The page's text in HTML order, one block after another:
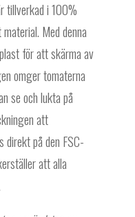
tillverkad i 100%
Med denna
för att skärma av
omger tomaterna
se och lukta på
att
direkt på den FSC-
att alla